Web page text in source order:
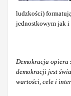
ludzkości)
jednostkowym jak
Demokracja opiera
demokracji jest
wartości, cele i